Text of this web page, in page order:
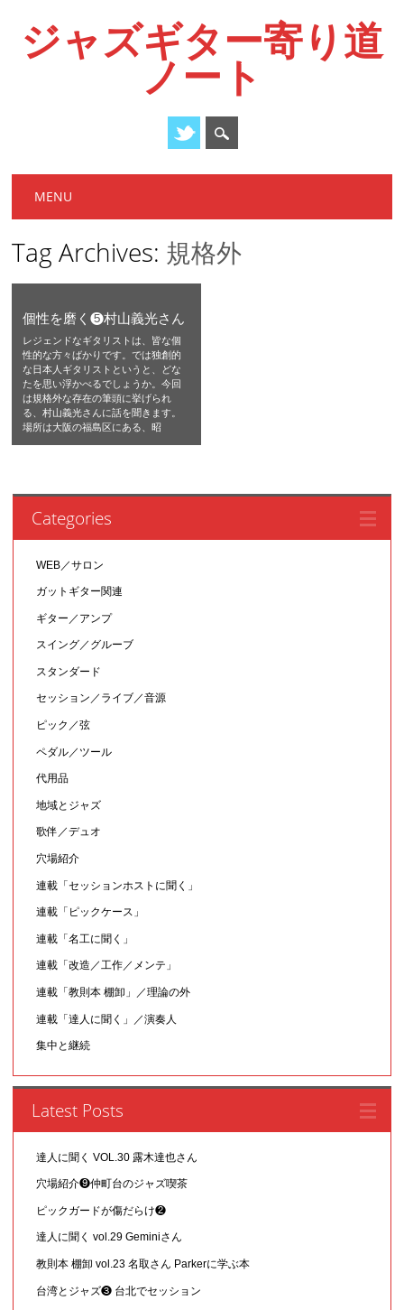
ジャズギター寄り道
ノート
Main menu
MENU
Tag Archives: 規格外
個性を磨く❺村山義光さん
レジェンドなギタリストは、皆な個
性的な方々ばかりです。では独創的
な日本人ギタリストというと、どな
たを思い浮かべるでしょうか。今回
は規格外な存在の筆頭に挙げられ
る、村山義光さんに話を聞きます。
場所は大阪の福島区にある、昭
Categories
WEB／サロン
ガットギター関連
ギター／アンプ
スイング／グルーブ
スタンダード
セッション／ライブ／音源
ピック／弦
ペダル／ツール
代用品
地域とジャズ
歌伴／デュオ
穴場紹介
連載「セッションホストに聞く」
連載「ピックケース」
連載「名工に聞く」
連載「改造／工作／メンテ」
連載「教則本 棚卸」／理論の外
連載「達人に聞く」／演奏人
集中と継続
Latest Posts
達人に聞く VOL.30 露木達也さん
穴場紹介❾仲町台のジャズ喫茶
ピックガードが傷だらけ❷
達人に聞く vol.29 Geminiさん
教則本 棚卸 vol.23 名取さん Parkerに学ぶ本
台湾とジャズ❸ 台北でセッション